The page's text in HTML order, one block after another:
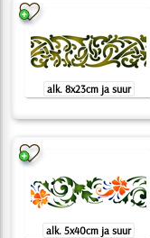
alk. 8x23cm ja suur
alk. 5x40cm ja suur